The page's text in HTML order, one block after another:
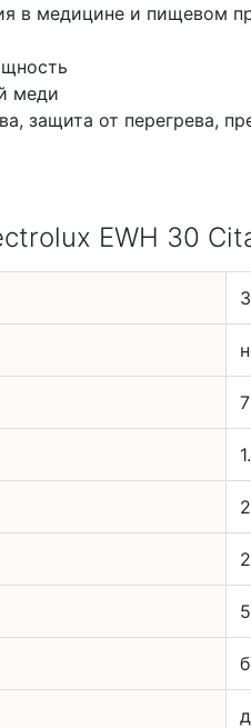
в медицине и пищевом
меди
защита от перегрева,
EWH 30